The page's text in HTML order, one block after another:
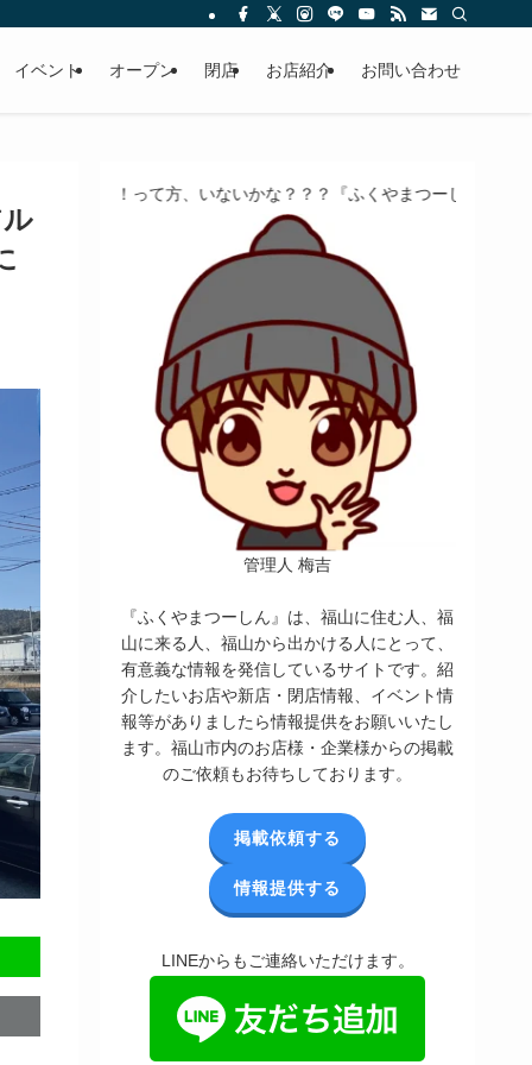
イベント オープン 閉店 お店紹介 お問い合わせ
って方、いないかな？？？『ふくやまつーしん』でちょっとしたバ
管理人 梅吉
『ふくやまつーしん』は、福山に住む人、福
山に来る人、福山から出かける人にとって、
有意義な情報を発信しているサイトです。紹
介したいお店や新店・閉店情報、イベント情
報等がありましたら情報提供をお願いいたし
ます。福山市内のお店様・企業様からの掲載
のご依頼もお待ちしております。
掲載依頼する
情報提供する
LINEからもご連絡いただけます。